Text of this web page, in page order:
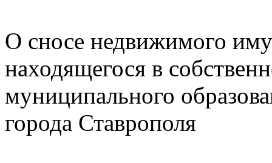
О сносе недвижимого
находящегося в
муниципального
города Ставрополя